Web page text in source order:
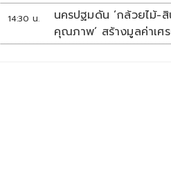
14:30 น.
นครปฐมดัน ‘กล้วยไม้-
คุณภาพ’ สร้างมูลค่าเศ
ตั้งเป้าเงินสะพัด 10 ล้า